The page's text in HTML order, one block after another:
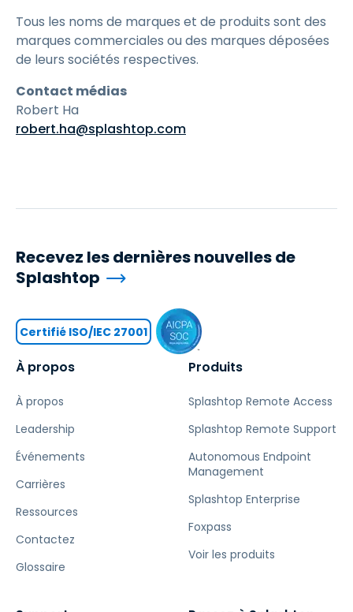
Tous les noms de marques et de produits sont des
marques commerciales ou des marques déposées
de leurs sociétés respectives.
Contact médias
Robert Ha
robert.ha@splashtop.com
À propos
À propos
Leadership
Événements
Carrières
Ressources
Contactez
Glossaire
Produits
Splashtop Remote Access
Splashtop Remote Support
Autonomous Endpoint
Management
Splashtop Enterprise
Foxpass
Voir les produits
Recevez les dernières nouvelles de
Splashtop
Certifié ISO/IEC 27001